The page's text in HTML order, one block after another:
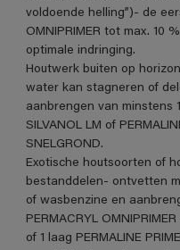
voldoende helling”)- de
OMNIPRIMER tot max. 10
optimale indringing.
Houtwerk buiten op
water kan stagneren of
aanbrengen van minstens
SILVANOL LM of
SNELGROND.
Exotische houtsoorten of
bestanddelen- ontvetten
of wasbenzine en
PERMACRYL
of 1 laag PERMALINE